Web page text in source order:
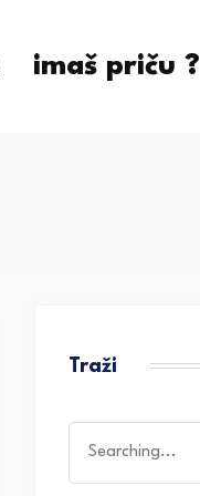
imaš priču ?
Traži
for: